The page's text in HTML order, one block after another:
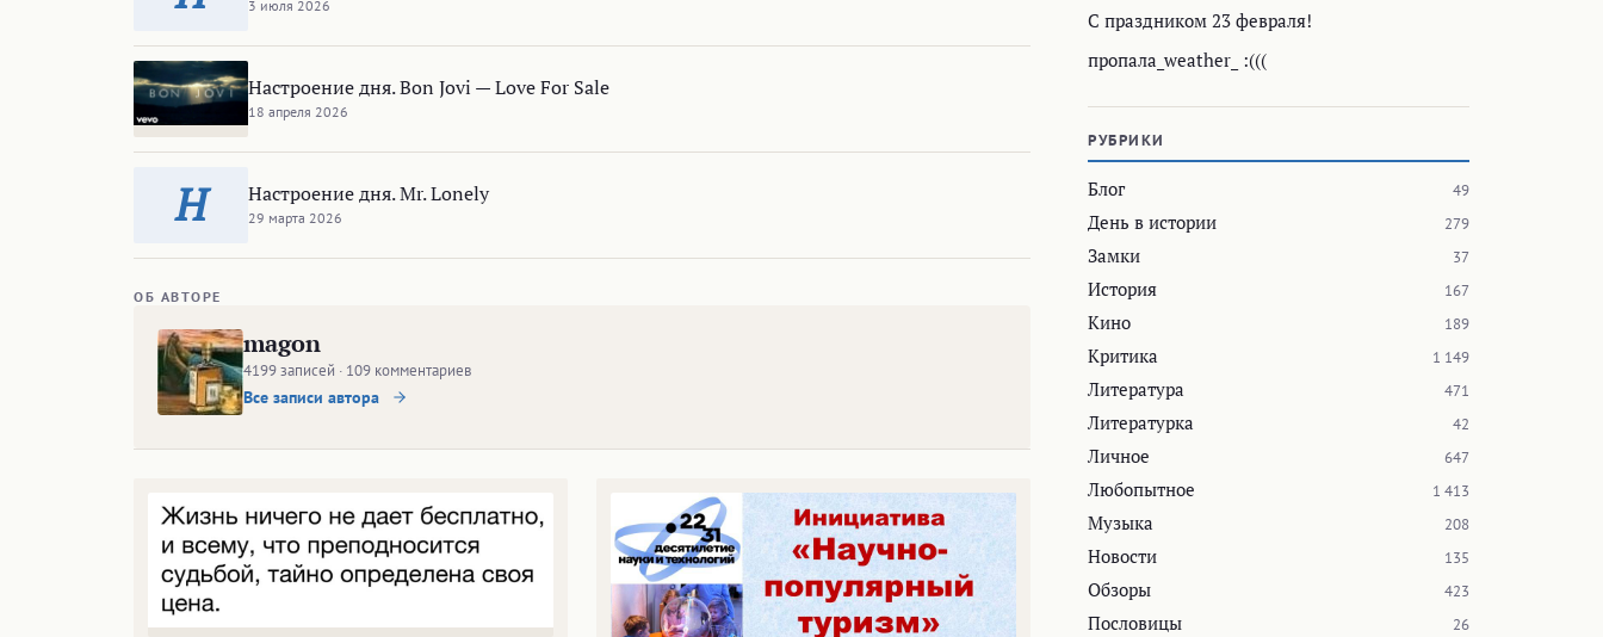
3 июля 2026
Настроение дня. Bon Jovi — Love For Sale
18 апреля 2026
Н Настроение дня. Mr. Lonely
29 марта 2026
ОБ АВТОРЕ
magon
4199 записей · 109 комментариев
Все записи автора
С праздником 23 февраля!
пропала_weather_ :(((
РУБРИКИ
Блог 49
День в истории 279
Замки 37
История 167
Кино 189
Критика 1 149
Литература 471
Литературка 42
Личное 647
Любопытное 1 413
Музыка 208
Новости 135
Обзоры 423
Пословицы 26